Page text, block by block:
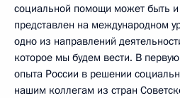
социальной помощи может быть
представлен на международном
одно из направлений
которое мы будем вести. В
опыта России в решении
нашим коллегам из стран